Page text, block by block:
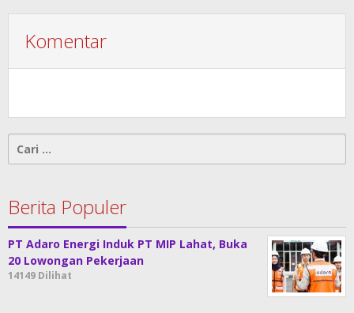
Komentar
Cari
Berita Populer
PT Adaro Energi Induk PT MIP Lahat, Buka
20 Lowongan Pekerjaan
14149 Dilihat